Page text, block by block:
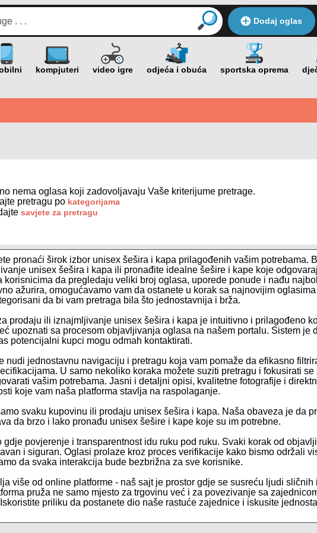
Dodaj oglas
nema oglasa koji zadovoljavaju Vaše kriterijume pretrage.
pretragu po kategorijama
savjete za pretragu
pronaći širok izbor unisex šešira i kapa prilagođenih vašim potrebama.
unisex šešira i kapa ili pronađite idealne šešire i kape koje
korisnicima da pregledaju veliki broj oglasa, uporede ponude i nađu
ažurira, omogućavamo vam da ostanete u korak sa najnovijim
da bi vam pretraga bila što jednostavnija i brža.
prodaju ili iznajmljivanje unisex šešira i kapa je intuitivno i prilagođeno
upoznati sa procesom objavljivanja oglasa na našem portalu. Sistem je
potencijalni kupci mogu odmah kontaktirati.
nudi jednostavnu navigaciju i pretragu koja vam pomaže da efikasno
U samo nekoliko koraka možete suziti pretragu i fokusirati
vašim potrebama. Jasni i detaljni opisi, kvalitetne fotografije i
koje vam naša platforma stavlja na raspolaganje.
svaku kupovinu ili prodaju unisex šešira i kapa. Naša obaveza je da
da brzo i lako pronađu unisex šešire i kape koje su im potrebne.
gdje povjerenje i transparentnost idu ruku pod ruku. Svaki korak od
i siguran. Oglasi prolaze kroz proces verifikacije kako bismo održali
da svaka interakcija bude bezbrižna za sve korisnike.
više od online platforme - naš sajt je prostor gdje se susreću ljudi
pruža ne samo mjesto za trgovinu već i za povezivanje sa
priliku da postanete dio naše rastuće zajednice i iskusite